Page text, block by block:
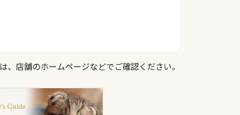
店舗のホームページなどでご確認ください。